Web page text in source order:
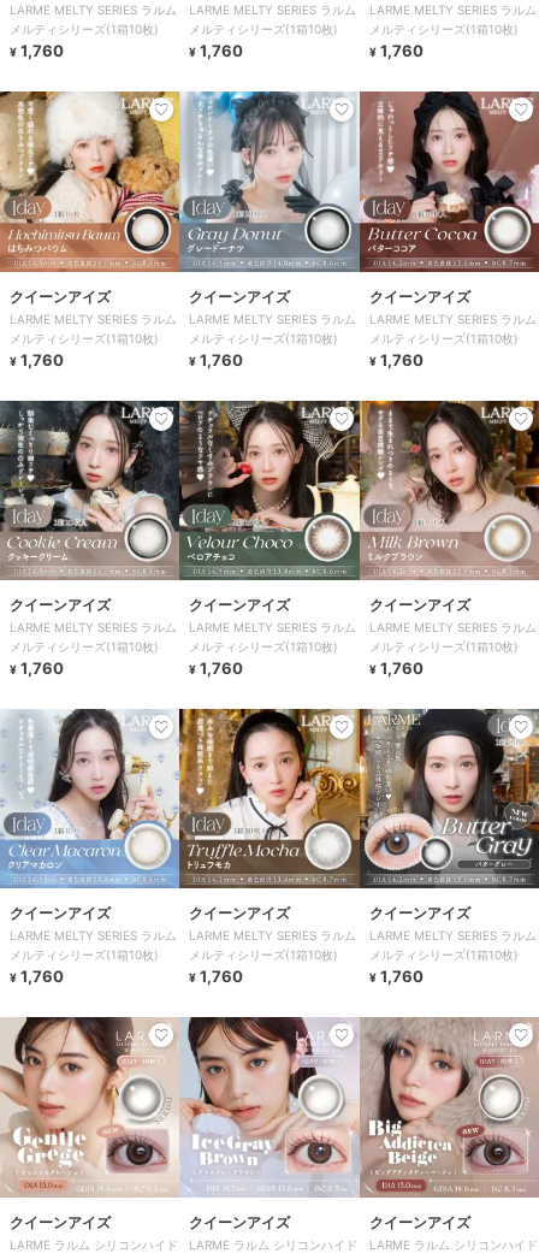
LARME MELTY SERIES ラルム
メルティシリーズ(1箱10枚)
¥ 1,760
LARME MELTY SERIES ラルム
メルティシリーズ(1箱10枚)
¥ 1,760
LARME MELTY SERIES ラルム
メルティシリーズ(1箱10枚)
¥ 1,760
クイーンアイズ
LARME MELTY SERIES ラルム
メルティシリーズ(1箱10枚)
¥ 1,760
クイーンアイズ
LARME MELTY SERIES ラルム
メルティシリーズ(1箱10枚)
¥ 1,760
クイーンアイズ
LARME MELTY SERIES ラルム
メルティシリーズ(1箱10枚)
¥ 1,760
クイーンアイズ
LARME MELTY SERIES ラルム
メルティシリーズ(1箱10枚)
¥ 1,760
クイーンアイズ
LARME MELTY SERIES ラルム
メルティシリーズ(1箱10枚)
¥ 1,760
クイーンアイズ
LARME MELTY SERIES ラルム
メルティシリーズ(1箱10枚)
¥ 1,760
クイーンアイズ
LARME MELTY SERIES ラルム
メルティシリーズ(1箱10枚)
¥ 1,760
クイーンアイズ
LARME MELTY SERIES ラルム
メルティシリーズ(1箱10枚)
¥ 1,760
クイーンアイズ
LARME MELTY SERIES ラルム
メルティシリーズ(1箱10枚)
¥ 1,760
クイーンアイズ
LARME ラルム シリコンハイド
クイーンアイズ
LARME ラルム シリコンハイド
クイーンアイズ
LARME ラルム シリコンハイド